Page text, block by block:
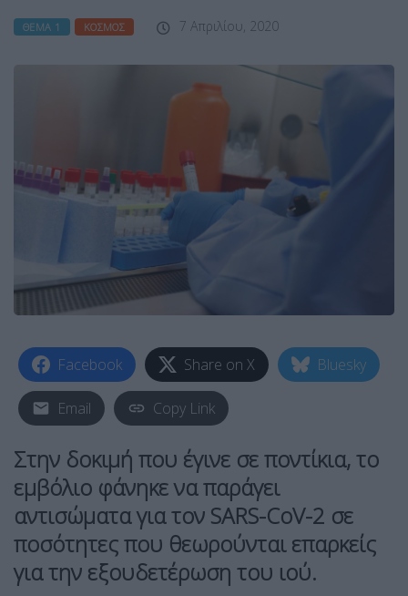
ΘΈΜΑ 1 ΚΌΣΜΟΣ 7 Απριλίου, 2020
Facebook Share on X Bluesky
Email Copy Link
Στην δοκιμή που έγινε σε ποντίκια, το
εμβόλιο φάνηκε να παράγει
αντισώματα για τον SARS-CoV-2 σε
ποσότητες που θεωρούνται επαρκείς
για την εξουδετέρωση του ιού.